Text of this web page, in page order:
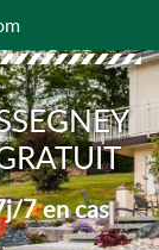
7 en cas